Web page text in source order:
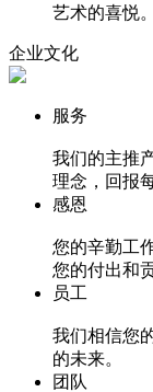
艺术的喜悦。
企业文化
服务
我们的主推
理念，回报
感恩
您的辛勤工
您的付出和
员工
我们相信您
的未来。
团队